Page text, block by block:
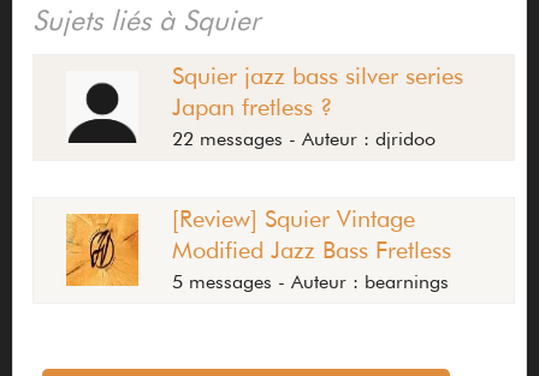
Sujets liés à Squier
Squier jazz bass silver series
Japan fretless ?
22 messages - Auteur : djridoo
[Review] Squier Vintage
Modified Jazz Bass Fretless
5 messages - Auteur : bearnings